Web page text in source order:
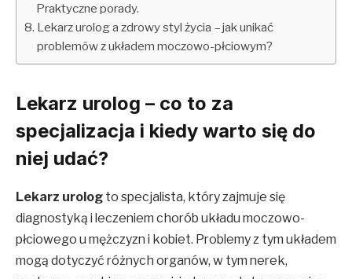
Praktyczne porady.
Lekarz urolog a zdrowy styl życia – jak unikać
problemów z układem moczowo-płciowym?
Lekarz urolog – co to za
specjalizacja i kiedy warto się do
niej udać?
Lekarz urolog to specjalista, który zajmuje się
diagnostyką i leczeniem chorób układu moczowo-
płciowego u mężczyzn i kobiet. Problemy z tym układem
mogą dotyczyć różnych organów, w tym nerek,